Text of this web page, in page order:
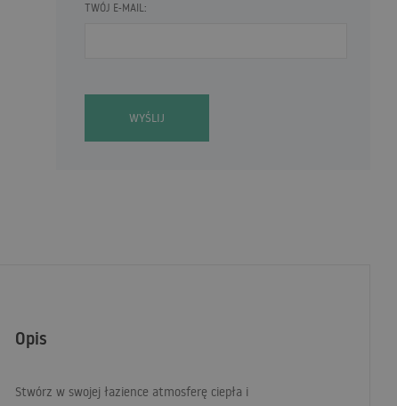
TWÓJ E-MAIL:
WYŚLIJ
Opis
Stwórz w swojej łazience atmosferę ciepła i